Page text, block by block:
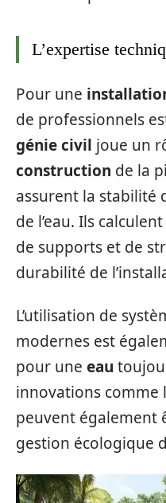
L’expertise
Pour une
de professionnels
génie civil joue un
construction de la
assurent la stabilité
de l’eau. Ils
de supports et de
durabilité de
L’utilisation de
modernes est
pour une eau
innovations comme
peuvent également
gestion écologique